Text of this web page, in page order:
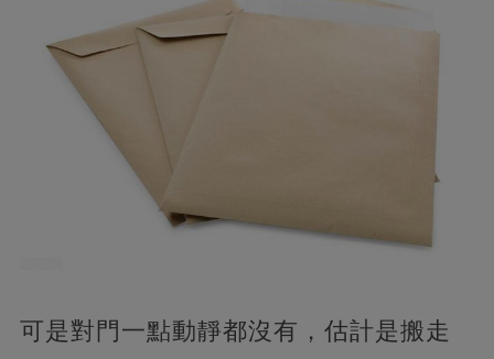
可是對門一點動靜都沒有，估計是搬走